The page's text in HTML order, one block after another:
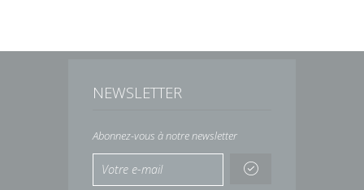
NEWSLETTER
Abonnez-vous à notre newsletter